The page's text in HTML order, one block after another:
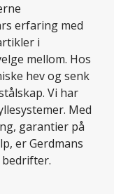
erfaring med
i
mellom. Hos
hev og senk
Vi har
Med
garantier på
er Gerdmans